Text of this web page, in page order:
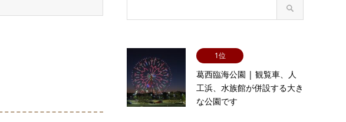
1位
葛西臨海公園 | 観覧車、人
工浜、水族館が併設する大き
な公園です